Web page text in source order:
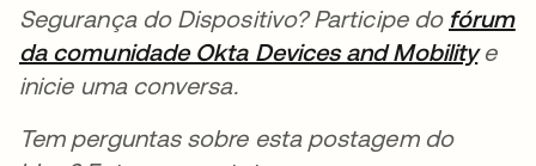
Segurança do Dispositivo? Participe do fórum
da comunidade Okta Devices and Mobilityabre
e
inicie uma conversa.
Tem perguntas sobre esta postagem do